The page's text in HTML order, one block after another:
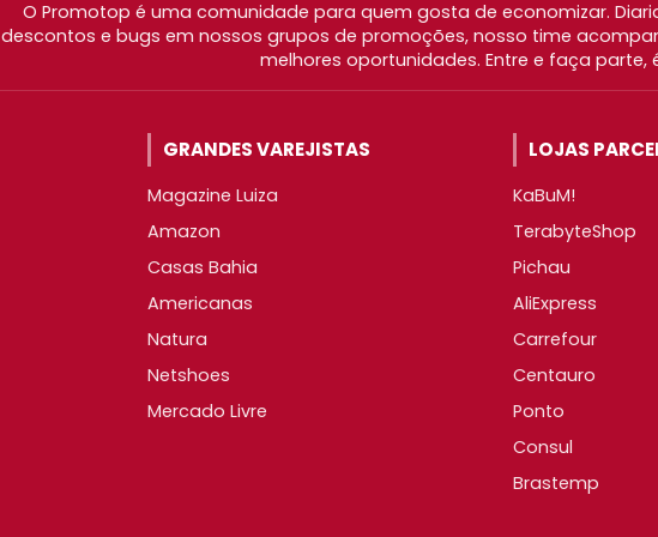
O Promotop é uma comunidade para quem gosta de economizar.
descontos e bugs em nossos grupos de promoções, nosso time
melhores oportunidades. Entre e faça parte,
GRANDES VAREJISTAS
Magazine Luiza
Amazon
Casas Bahia
Americanas
Natura
Netshoes
Mercado Livre
LOJAS
KaBuM!
TerabyteShop
Pichau
AliExpress
Carrefour
Centauro
Ponto
Consul
Brastemp